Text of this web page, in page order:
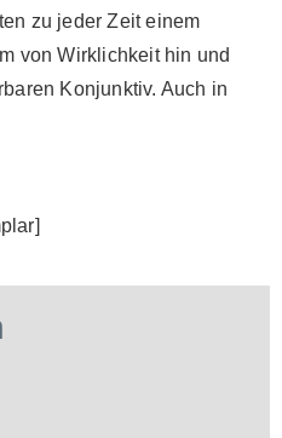
zu jeder Zeit einem
von Wirklichkeit hin und
Konjunktiv. Auch in